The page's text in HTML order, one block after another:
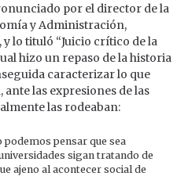
por el director de la
y Administración,
lo tituló “Juicio crítico de la
hizo un repaso de la historia
caracterizar lo que
las expresiones de las
las rodeaban:
podemos pensar que sea
sigan tratando de
ajeno al acontecer social de